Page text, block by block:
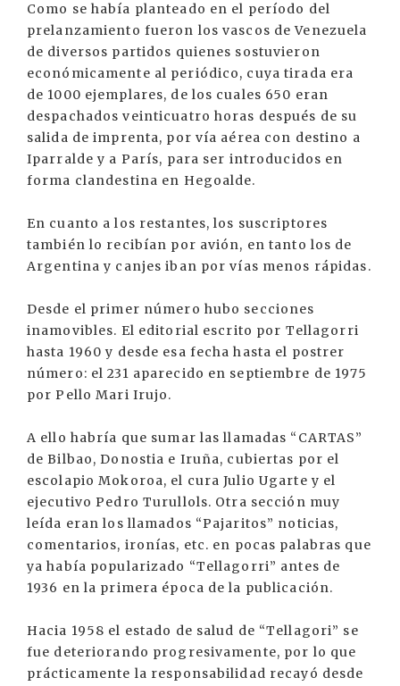
Como se había planteado en el período del
prelanzamiento fueron los vascos de Venezuela
de diversos partidos quienes sostuvieron
económicamente al periódico, cuya tirada era
de 1000 ejemplares, de los cuales 650 eran
despachados veinticuatro horas después de su
salida de imprenta, por vía aérea con destino a
Iparralde y a París, para ser introducidos en
forma clandestina en Hegoalde.
En cuanto a los restantes, los suscriptores
también lo recibían por avión, en tanto los de
Argentina y canjes iban por vías menos rápidas.
Desde el primer número hubo secciones
inamovibles. El editorial escrito por Tellagorri
hasta 1960 y desde esa fecha hasta el postrer
número: el 231 aparecido en septiembre de 1975
por Pello Mari Irujo.
A ello habría que sumar las llamadas “CARTAS”
de Bilbao, Donostia e Iruña, cubiertas por el
escolapio Mokoroa, el cura Julio Ugarte y el
ejecutivo Pedro Turullols. Otra sección muy
leída eran los llamados “Pajaritos” noticias,
comentarios, ironías, etc. en pocas palabras que
ya había popularizado “Tellagorri” antes de
1936 en la primera época de la publicación.
Hacia 1958 el estado de salud de “Tellagori” se
fue deteriorando progresivamente, por lo que
prácticamente la responsabilidad recayó desde